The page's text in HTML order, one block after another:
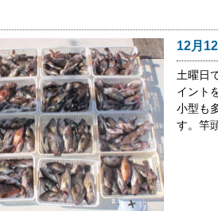
12月
土曜日
イント
小型も
す。竿